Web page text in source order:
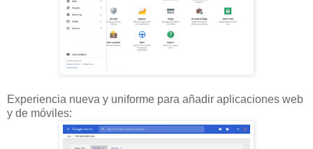
Experiencia nueva y uniforme para añadir aplicaciones web
y de móviles: